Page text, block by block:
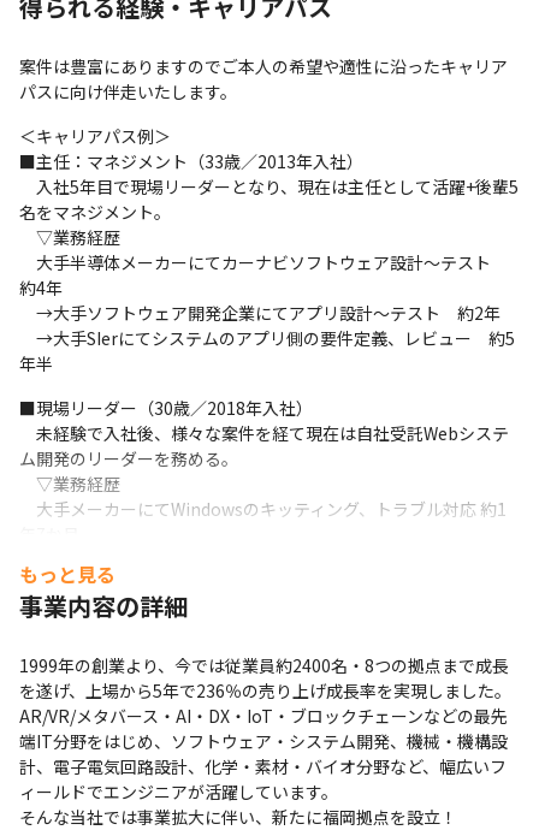
案件は豊富にありますのでご本人の希望や適性に沿ったキャリア
パスに向け伴走いたします。
＜キャリアパス例＞
■主任：マネジメント（33歳／2013年入社）
入社5年目で現場リーダーとなり、現在は主任として活躍+後輩5
名をマネジメント。
▽業務経歴
大手半導体メーカーにてカーナビソフトウェア設計～テスト
約4年
→大手ソフトウェア開発企業にてアプリ設計～テスト　約2年
→大手SIerにてシステムのアプリ側の要件定義、レビュー　約5
年半
■現場リーダー（30歳／2018年入社）
未経験で入社後、様々な案件を経て現在は自社受託Webシステ
ム開発のリーダーを務める。
▽業務経歴
大手メーカーにてWindowsのキッティング、トラブル対応 約1
→大手システム会社にて業務系システムの開発、改修、保守
約2年7か月
ヶ月
→自社受託チームにててWebシステム開発、改修、保守 約1年
10ヶ月
もっと見る
事業内容の詳細
1999年の創業より、今では従業員約2400名・8つの拠点まで成長
を遂げ、上場から5年で236％の売り上げ成長率を実現しました。
AR/VR/メタバース・AI・DX・IoT・ブロックチェーンなどの最先
端IT分野をはじめ、ソフトウェア・システム開発、機械・機構設
計、電子電気回路設計、化学・素材・バイオ分野など、幅広いフ
ィールドでエンジニアが活躍しています。
そんな当社では事業拡大に伴い、新たに福岡拠点を設立！